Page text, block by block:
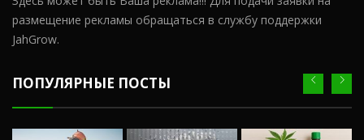
размещение рекламы обращаться в службу поддержки
JahGrow.
ПОПУЛЯРНЫЕ ПОСТЫ